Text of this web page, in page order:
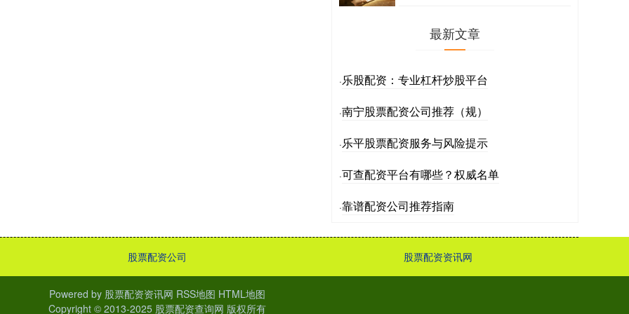
最新文章
·乐股配资：专业杠杆炒股平台
·南宁股票配资公司推荐（规）
·乐平股票配资服务与风险提示
·可查配资平台有哪些？权威名单
·靠谱配资公司推荐指南
股票配资公司 股票配资资讯网
Powered by 股票配资资讯网 RSS地图 HTML地图
Copyright © 2013-2025 股票配资查询网 版权所有